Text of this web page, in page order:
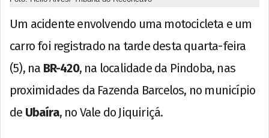
Um acidente envolvendo uma motocicleta e um
carro foi registrado na tarde desta quarta-feira
(5), na BR-420, na localidade da Pindoba, nas
proximidades da Fazenda Barcelos, no município
de Ubaíra, no Vale do Jiquiriçá.